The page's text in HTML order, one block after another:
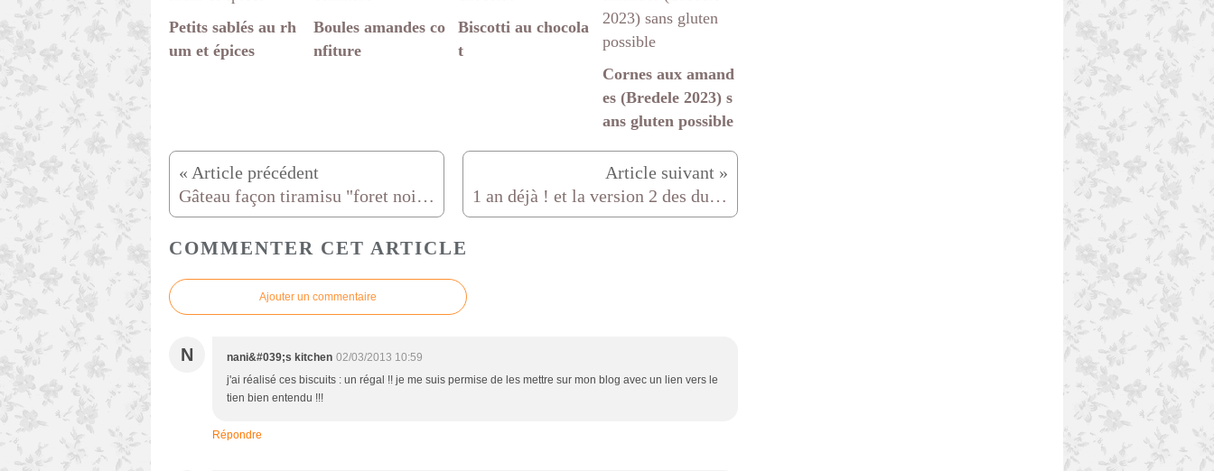
Petits sablés au rh
um et épices
Boules amandes co
nfiture
Biscotti au chocola
t
Cornes aux amand
es (Bredele 2023) s
ans gluten possible
Gâteau façon tiramisu "foret noire" 1 an déjà ! et la version 2 des duchesses
COMMENTER CET ARTICLE
Ajouter un commentaire
N nani&#039;s kitchen 02/03/2013 10:59
j'ai réalisé ces biscuits : un régal !! je me suis permise de les mettre sur mon blog avec un lien vers le
tien bien entendu !!!
Répondre